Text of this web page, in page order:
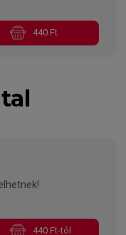
440 Ft
440 Ft-tól